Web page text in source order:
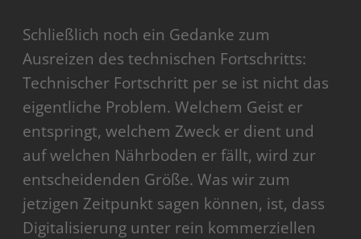
Schließlich noch ein Gedanke zum
Ausreizen des technischen Fortschritts:
Technischer Fortschritt per se ist nicht das
eigentliche Problem. Welchem Geist er
entspringt, welchem Zweck er dient und
auf welchen Nährboden er fällt, wird zur
entscheidenden Größe. Was wir zum
jetzigen Zeitpunkt sagen können, ist, dass
Digitalisierung unter rein kommerziellen